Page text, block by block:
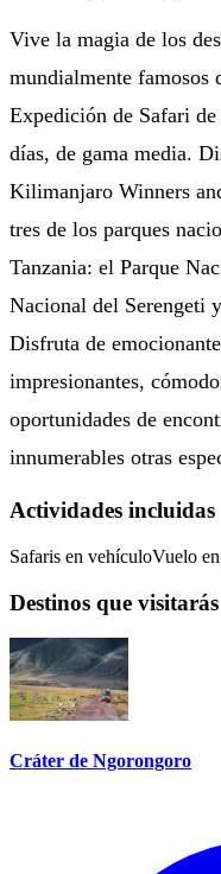
Vive la magia de los
mundialmente famosos
Expedición de Safari
días, de gama media.
Kilimanjaro Winners
tres de los parques
Tanzania: el Parque
Nacional del Serengeti
Disfruta de
impresionantes,
oportunidades de
innumerables otras
Actividades incluidas
Safaris en vehículoVuelo
Destinos que visitarás
Cráter de Ngorongoro